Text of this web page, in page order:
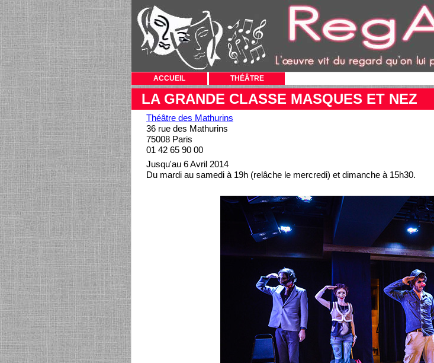
ACCUEIL THÉÂTRE
LA GRANDE CLASSE MASQUES ET NEZ
Théâtre des Mathurins
36 rue des Mathurins
75008 Paris
01 42 65 90 00
Jusqu'au 6 Avril 2014
Du mardi au samedi à 19h (relâche le mercredi) et dimanche à 15h30.